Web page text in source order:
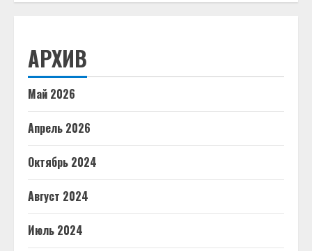
АРХИВ
Май 2026
Апрель 2026
Октябрь 2024
Август 2024
Июль 2024